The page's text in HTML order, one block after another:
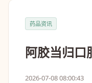
药品资讯
阿胶当归口
2026-07-08 08:00:43